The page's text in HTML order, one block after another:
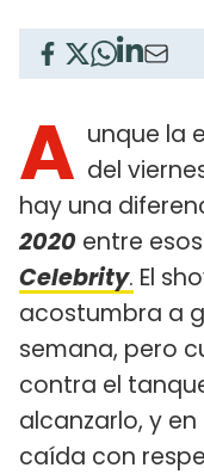
A unque la
del
hay una
2020 entre
Celebrity. El
acostumbra a
semana, pero
contra el
alcanzarlo, y
caída con